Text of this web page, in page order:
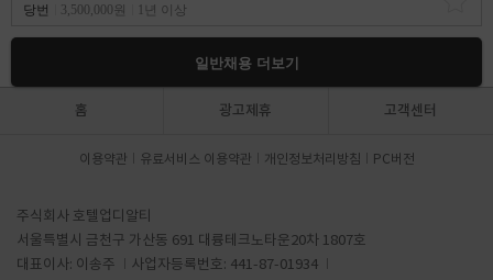
당번 3,500,000원 1년 이상
일반채용 더보기
홈 광고제휴 고객센터
이용약관 유료서비스 이용약관 개인정보처리방침 PC버전
주식회사 호텔업디알티
서울특별시 금천구 가산동 691 대륭테크노타운20차 1807호
대표이사: 이송주
사업자등록번호: 441-87-01934